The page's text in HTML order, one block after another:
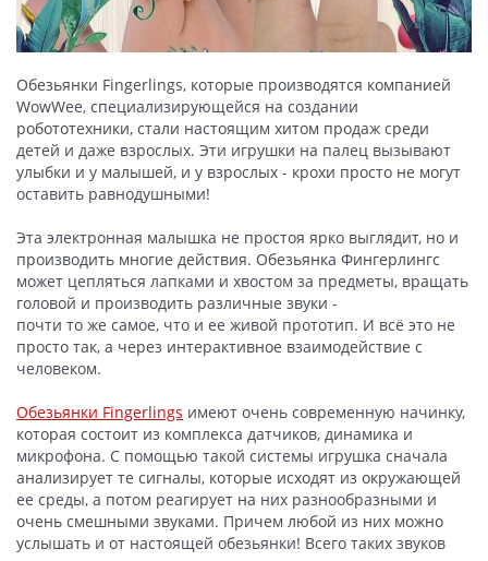
Обезьянки Fingerlings, которые производятся компанией
WowWee, специализирующейся на создании
робототехники, стали настоящим хитом продаж среди
детей и даже взрослых. Эти игрушки на палец вызывают
улыбки и у малышей, и у взрослых - крохи просто не могут
оставить равнодушными!
Эта электронная малышка не простоя ярко выглядит, но и
производить многие действия. Обезьянка Фингерлингс
может цепляться лапками и хвостом за предметы, вращать
головой и производить различные звуки -
почти то же самое, что и ее живой прототип. И всё это не
просто так, а через интерактивное взаимодействие с
человеком.
Обезьянки Fingerlings имеют очень современную начинку,
которая состоит из комплекса датчиков, динамика и
микрофона. С помощью такой системы игрушка сначала
анализирует те сигналы, которые исходят из окружающей
ее среды, а потом реагирует на них разнообразными и
очень смешными звуками. Причем любой из них можно
услышать и от настоящей обезьянки! Всего таких звуков